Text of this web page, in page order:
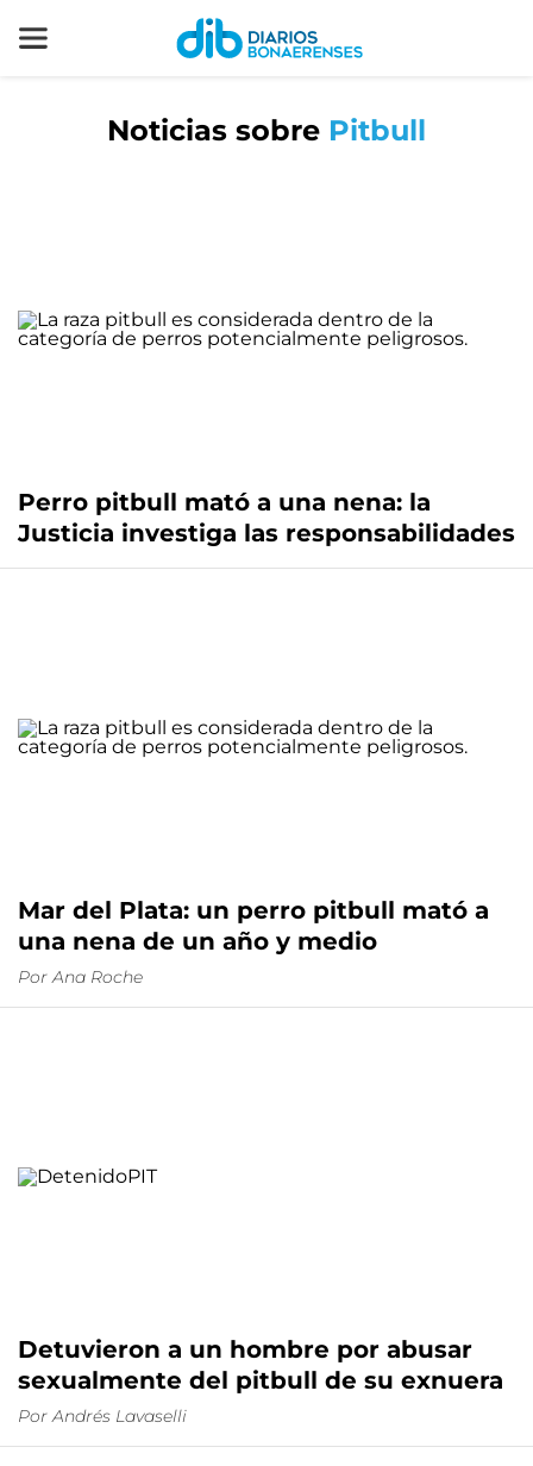
Noticias sobre Pitbull
Perro pitbull mató a una nena: la
Justicia investiga las responsabilidades
Mar del Plata: un perro pitbull mató a
una nena de un año y medio
Por Ana Roche
Detuvieron a un hombre por abusar
sexualmente del pitbull de su exnuera
Por Andrés Lavaselli